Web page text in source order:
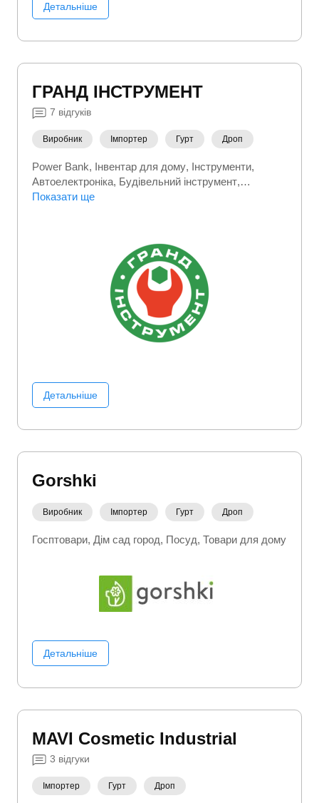
Детальніше
ГРАНД ІНСТРУМЕНТ
7 відгуків
Виробник Імпортер Гурт Дроп
Power Bank Інвентар для дому Інструменти
Автоелектроніка Будівельний інструмент
Будівництво та ремонт
Показати ще
Детальніше
Gorshki
Виробник Імпортер Гурт Дроп
Госптовари Дім сад город Посуд Товари для дому
Детальніше
MAVI Сosmetic Іndustrial
3 відгуки
Імпортер Гурт Дроп